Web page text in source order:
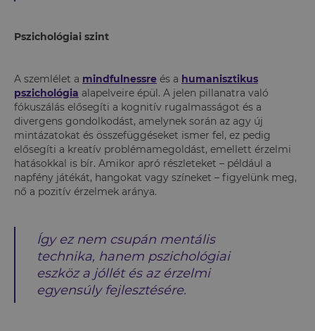
Pszichológiai szint
A szemlélet a mindfulnessre és a humanisztikus
pszichológia alapelveire épül. A jelen pillanatra való
fókuszálás elősegíti a kognitív rugalmasságot és a
divergens gondolkodást, amelynek során az agy új
mintázatokat és összefüggéseket ismer fel, ez pedig
elősegíti a kreatív problémamegoldást, emellett érzelmi
hatásokkal is bír. Amikor apró részleteket – például a
napfény játékát, hangokat vagy színeket – figyelünk meg,
nő a pozitív érzelmek aránya.
Így ez nem csupán mentális
technika, hanem pszichológiai
eszköz a jóllét és az érzelmi
egyensúly fejlesztésére.